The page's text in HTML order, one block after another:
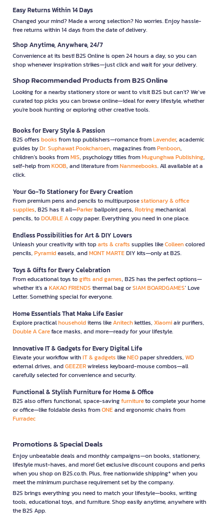
Easy Returns Within 14 Days
Changed your mind? Made a wrong selection? No worries. Enjoy hassle-
free returns within 14 days from the date of delivery.
Shop Anytime, Anywhere, 24/7
Convenience at its best! B2S Online is open 24 hours a day, so you can
shop whenever inspiration strikes—just click and wait for your delivery.
Shop Recommended Products from B2S Online
Looking for a nearby stationery store or want to visit B2S but can't? We’ve
curated top picks you can browse online—ideal for every lifestyle, whether
you're book hunting or exploring other creative tools.
Books for Every Style & Passion
B2S offers books from top publishers—romance fromLavender, academic
guides byDr. Suphawat Pookcharoen, magazines fromPenboon,
children’s books fromMIS, psychology titles fromMugunghwa Publishing,
self-help fromKOOB, and literature fromNanmeebooks. All available at a
click.
Your Go-To Stationery for Every Creation
From premium pens and pencils to multipurposestationary & office
supplies, B2S has it all—Parkerballpoint pens, Rotringmechanical
pencils, toDOUBLE Acopy paper. Everything you need in one place.
Endless Possibilities for Art & DIY Lovers
Unleash your creativity with toparts & crafts supplies likeColleencolored
pencils, Pyramideasels, andMONT MARTEDIY kits—only at B2S.
Toys & Gifts for Every Celebration
From educational toys togifts and games, B2S has the perfect options—
whether it’s a KAKAO FRIENDS thermal bag orSIAM BOARDGAMES’ Love
Letter. Something special for everyone.
Home Essentials That Make Life Easier
Explore practicalhouseholditems likeAnitechkettles, Xiaomiair purifiers,
Double A Careface masks, and more—ready for your lifestyle.
Innovative IT & Gadgets for Every Digital Life
Elevate your workflow withIT & gadgets likeNEOpaper shredders, WD
external drives, andGEEZERwireless keyboard-mouse combos—all
carefully selected for convenience and security.
Functional & Stylish Furniture for Home & Office
B2S also offers functional, space-savingfurnitureto complete your home
or office—like foldable desks fromONEand ergonomic chairs from
Furradec
Promotions & Special Deals
Enjoy unbeatable deals and monthly campaigns—on books, stationery,
lifestyle must-haves, and more! Get exclusive discount coupons and perks
when you shop on B2S.co.th. Plus, free nationwide shipping* when you
meet the minimum purchase requirement set by the company.
B2S brings everything you need to match your lifestyle—books, writing
tools, educational toys, and furniture. Shop easily anytime, anywhere with
the B2S App.